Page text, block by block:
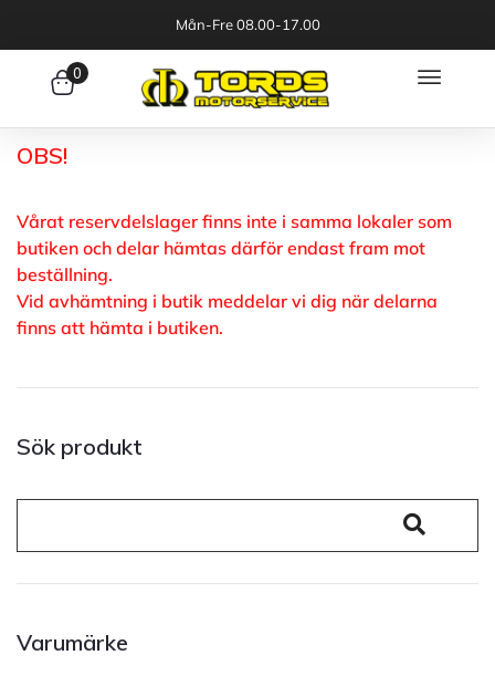
Mån-Fre 08.00-17.00
0
OBS!
Vårat reservdelslager finns inte i samma lokaler som
butiken och delar hämtas därför endast fram mot
beställning.
Vid avhämtning i butik meddelar vi dig när delarna
finns att hämta i butiken.
Sök produkt
Varumärke